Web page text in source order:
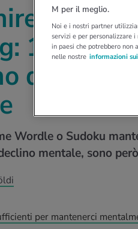
la
11
di
Wordle o Sudoku
mentale, sono
per mantenerci
M per il meglio.
Noi e i nostri partner
servizi e per personalizzare
in paesi che potrebbero
nelle nostre informazioni